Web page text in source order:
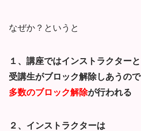
なぜか？というと
１、講座ではインストラクターと
受講生がブロック解除しあうので
多数のブロック解除が行われる
２、インストラクターは